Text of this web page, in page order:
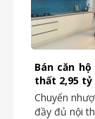
Bán căn
thất 2,95 tỷ
Chuyển
đầy đủ nội